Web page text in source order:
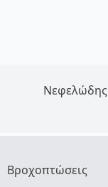
Νεφελώδης
Βροχοπτώσεις